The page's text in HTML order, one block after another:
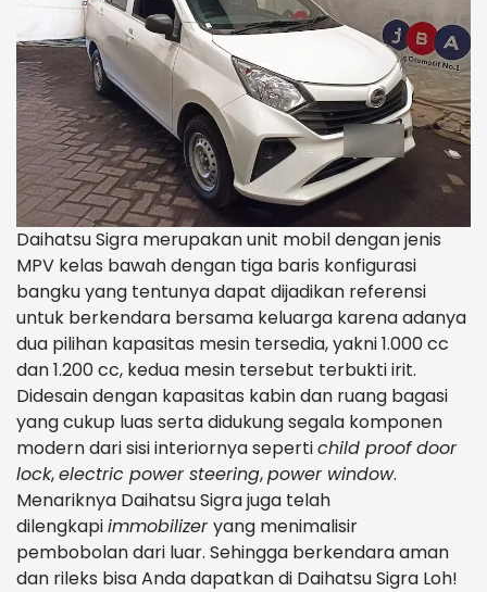
Daihatsu Sigra merupakan unit mobil dengan jenis
MPV kelas bawah dengan tiga baris konfigurasi
bangku yang tentunya dapat dijadikan referensi
untuk berkendara bersama keluarga karena adanya
dua pilihan kapasitas mesin tersedia, yakni 1.000 cc
dan 1.200 cc, kedua mesin tersebut terbukti irit.
Didesain dengan kapasitas kabin dan ruang bagasi
yang cukup luas serta didukung segala komponen
modern dari sisi interiornya sepertichild proof door
lock,electric power steering,power window.
Menariknya Daihatsu Sigra juga telah
dilengkapiimmobilizeryang menimalisir
pembobolan dari luar. Sehingga berkendara aman
dan rileks bisa Anda dapatkan di Daihatsu Sigra Loh!